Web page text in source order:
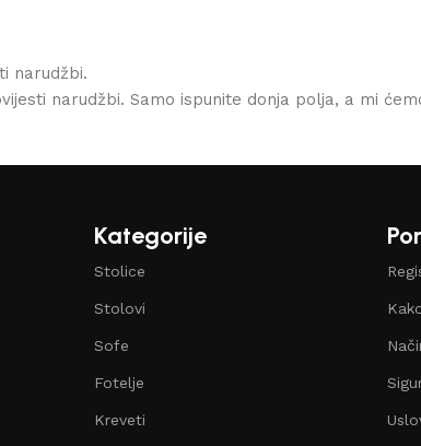
narudžbi.
narudžbi. Samo ispunite donja polja, a mi
Kategorije
Stolice
Stolovi
Sofe
Fotelje
Kreveti